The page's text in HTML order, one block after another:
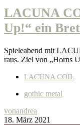
LACUNA
Up!“ ein
Spieleabend mit
raus. Ziel von „Horns
LACUNA COIL
gothic metal
vonandrea
18. März 2021